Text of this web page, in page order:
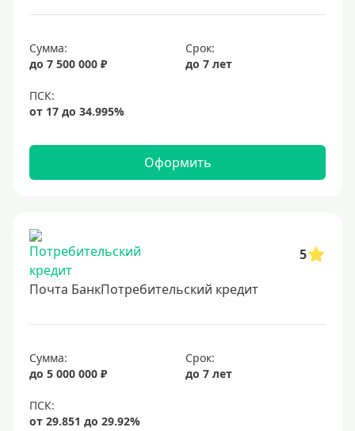
Сумма:
до 7 500 000 ₽
Срок:
до 7 лет
Оформить
5
Почта БанкПотребительский кредит
Сумма:
до 5 000 000 ₽
Срок:
до 7 лет